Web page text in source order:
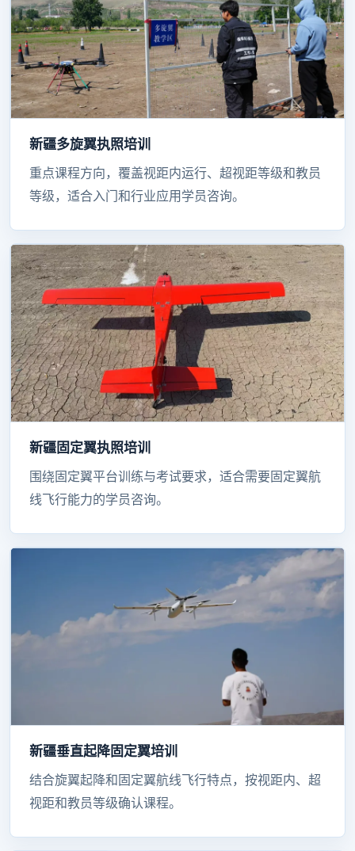
新疆多旋翼执照培训
重点课程方向，覆盖视距内运行、超视距等级和教员
等级，适合入门和行业应用学员咨询。
新疆固定翼执照培训
围绕固定翼平台训练与考试要求，适合需要固定翼航
线飞行能力的学员咨询。
新疆垂直起降固定翼培训
结合旋翼起降和固定翼航线飞行特点，按视距内、超
视距和教员等级确认课程。